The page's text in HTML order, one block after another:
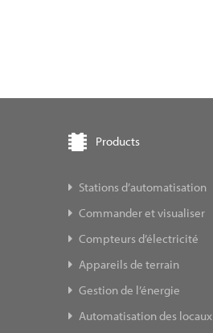
Products
Stations d’automatisation
Commander et visualiser
Compteurs d’électricité
Appareils de terrain
Gestion de l’énergie
Automatisation des locaux